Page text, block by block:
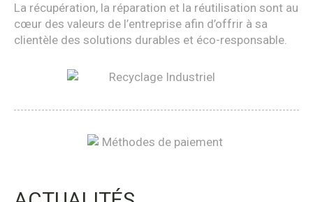
La récupération, la réparation et la réutilisation sont au
cœur des valeurs de l’entreprise afin d’offrir à sa
clientèle des solutions durables et éco-responsable.